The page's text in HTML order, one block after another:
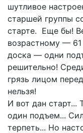
шутливое
старшей группы
старте. Еще бы!
возрастному — 61
доска — одни
решительно!
грязь лицом
нельзя!
И вот дан
один подъем...
терпеть... Но